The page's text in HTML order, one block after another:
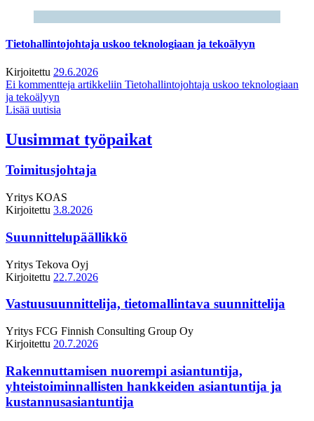
Tietohallintojohtaja uskoo teknologiaan ja tekoälyyn
Kirjoitettu 29.6.2026
Ei kommentteja artikkeliin Tietohallintojohtaja uskoo teknologiaan
ja tekoälyyn
Lisää uutisia
Uusimmat työpaikat
Toimitusjohtaja
Yritys KOAS
Kirjoitettu 3.8.2026
Suunnittelupäällikkö
Yritys Tekova Oyj
Kirjoitettu 22.7.2026
Vastuusuunnittelija, tietomallintava suunnittelija
Yritys FCG Finnish Consulting Group Oy
Kirjoitettu 20.7.2026
Rakennuttamisen nuorempi asiantuntija,
yhteistoiminnallisten hankkeiden asiantuntija ja
kustannusasiantuntija